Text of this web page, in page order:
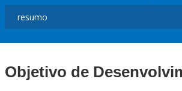
Objetivo de